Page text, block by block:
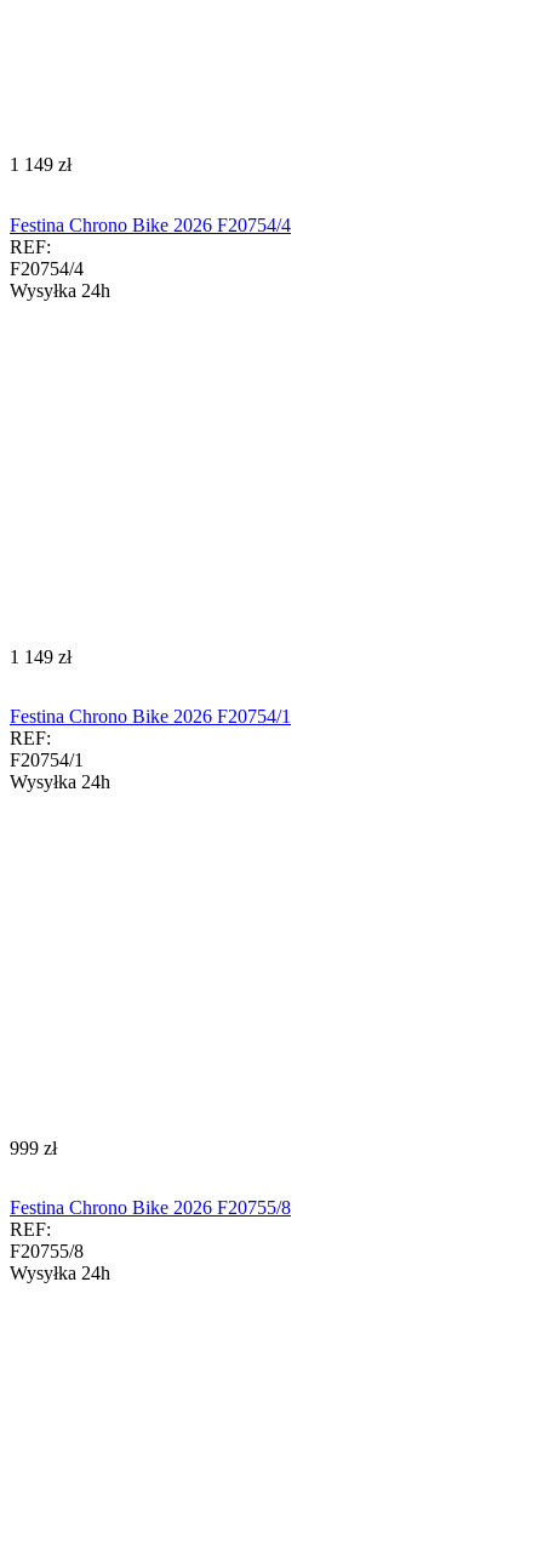
‍1 149‍ zł
Festina Chrono Bike 2026 F20754/4
REF:
F20754/4
Wysyłka 24h
‍1 149‍ zł
Festina Chrono Bike 2026 F20754/1
REF:
F20754/1
Wysyłka 24h
‍999‍ zł
Festina Chrono Bike 2026 F20755/8
REF:
F20755/8
Wysyłka 24h